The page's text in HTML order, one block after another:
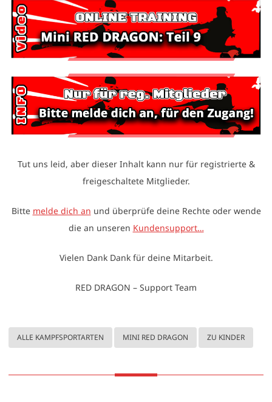
Tut uns leid, aber dieser Inhalt kann nur für registrierte &
freigeschaltete Mitglieder.
Bitte melde dich an und überprüfe deine Rechte oder wende
die an unseren Kundensupport…
Vielen Dank Dank für deine Mitarbeit.
RED DRAGON – Support Team
ALLE KAMPFSPORTARTEN MINI RED DRAGON ZU KINDER